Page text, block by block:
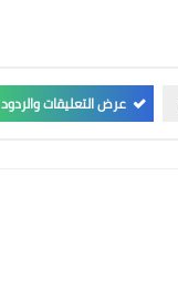
عرض التعليقات والردود